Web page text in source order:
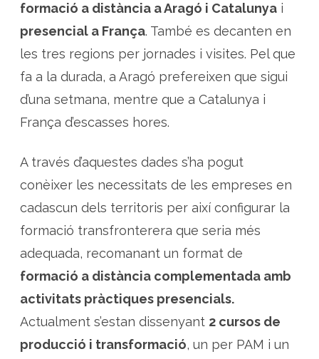
formació a distància a Aragó i Catalunya i
presencial a França. També es decanten en
les tres regions per jornades i visites. Pel que
fa a la durada, a Aragó prefereixen que sigui
d’una setmana, mentre que a Catalunya i
França d’escasses hores.
A través d’aquestes dades s’ha pogut
conèixer les necessitats de les empreses en
cadascun dels territoris per així configurar la
formació transfronterera que seria més
adequada, recomanant un format de
formació a distància complementada amb
activitats pràctiques presencials.
Actualment s’estan dissenyant 2 cursos de
producció i transformació, un per PAM i un